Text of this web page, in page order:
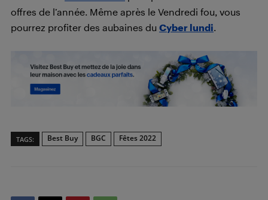
offres de l’année. Même après le Vendredi fou, vous
pourrez profiter des aubaines du Cyber lundi.
TAGS: Best Buy BGC Fêtes 2022